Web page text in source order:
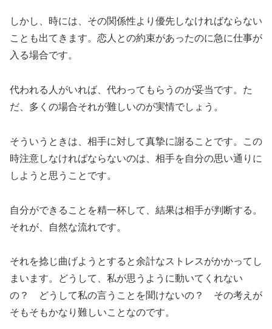
しかし、時には、その関係性より優先しなければならない
ことも出てきます。恋人との約束があったのに急に仕事が
入る場合です。
代われる人がいれば、代わってもらうのが妥当です。た
だ、多くの場合それが難しいのが実情でしょう。
そういうときは、相手に対して真摯に謝ることです。この
時注意しなければならないのは、相手を自分の思い通りに
しようと思うことです。
自分ができることを精一杯して、結果は相手が判断する。
それが、自然な流れです。
それを捻じ曲げようとすると余計なストレスがかかってし
まいます。どうして、私が思うように動いてくれない
の？ どうして私の言うことを聞けないの？ その考えが
そもそもかなり難しいことなのです。